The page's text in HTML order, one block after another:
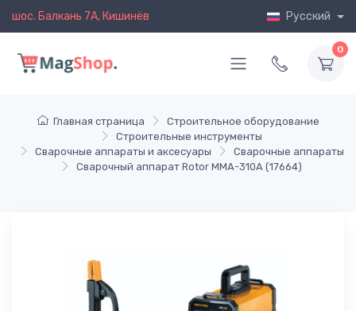
шос. Балкань 7A, Кишинёв Русский
0
Главная страница
Строительное оборудование
Строительные инструменты
Сварочные аппараты и аксесуары
Сварочные аппараты
Сварочный аппарат Rotor MMA-310A (17664)